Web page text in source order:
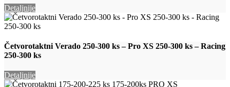
Detaljnije
Četvorotaktni Verado 250-300 ks – Pro XS 250-300 ks – Racing
250-300 ks
Detaljnije